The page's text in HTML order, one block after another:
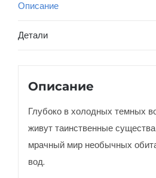
Описание
Детали
Описание
Глубоко в холодных темных
живут таинственные
мрачный мир необычных
вод.